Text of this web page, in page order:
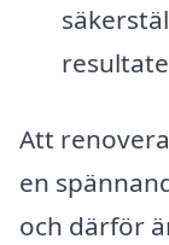
Att
en
och därför